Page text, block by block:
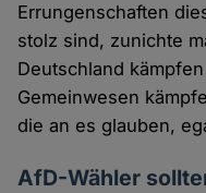
Errungenschaften
stolz sind, zunichte
Deutschland
Gemeinwesen
die an es glauben,
AfD-Wähler